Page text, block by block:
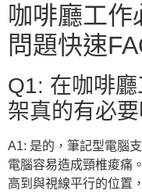
咖啡廳工作
問題快速
Q1: 在咖啡
架真的有必要
A1: 是的，筆記型電腦
電腦容易造成頸椎痠痛
高到與視線平行的位置